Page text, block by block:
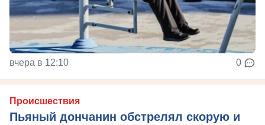
вчера в 12:10 0
Происшествия
Пьяный дончанин обстрелял скорую и